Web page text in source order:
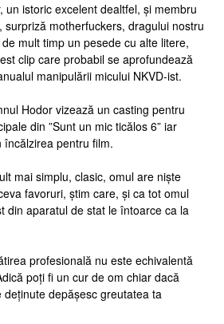
un istoric excelent dealtfel, și membru
surpriză motherfuckers, dragului nostru
mult timp un pesede cu alte litere,
clip care probabil se aprofundează
manipulării micului NKVD-ist.
Hodor vizează un casting pentru
din ”Sunt un mic ticălos 6” iar
pentru film.
mai simplu, clasic, omul are niște
favoruri, știm care, și ca tot omul
din aparatul de stat le întoarce ca la
profesională nu este echivalentă
poți fi un cur de om chiar dacă
depășesc greutatea ta